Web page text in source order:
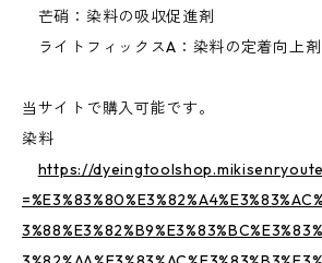
芒硝：染料の吸収促進剤
ライトフィックスA：染料の定着向上剤
当サイトで購入可能です。
染料
https://